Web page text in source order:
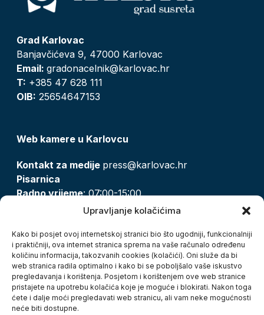
Upravljanje kolačićima
Kako bi posjet ovoj internetskoj stranici bio što ugodniji, funkcionalniji
i praktičniji, ova internet stranica sprema na vaše računalo određenu
količinu informacija, takozvanih cookies (kolačići). Oni služe da bi
web stranica radila optimalno i kako bi se poboljšalo vaše iskustvo
pregledavanja i korištenja. Posjetom i korištenjem ove web stranice
pristajete na upotrebu kolačića koje je moguće i blokirati. Nakon toga
ćete i dalje moći pregledavati web stranicu, ali vam neke mogućnosti
neće biti dostupne.
Grad Karlovac
Banjavčićeva 9, 47000 Karlovac
Email: gradonacelnik@karlovac.hr
T: +385 47 628 111
OIB: 25654647153
Web kamere u Karlovcu
Kontakt za medije press@karlovac.hr
Pisarnica
Radno vrijeme: 07:00-15:00
pisarnica@karlovac.hr
Zaštita osobnih podataka
Pristup informacijama
Kolačići
Izjava o pristupačnosti